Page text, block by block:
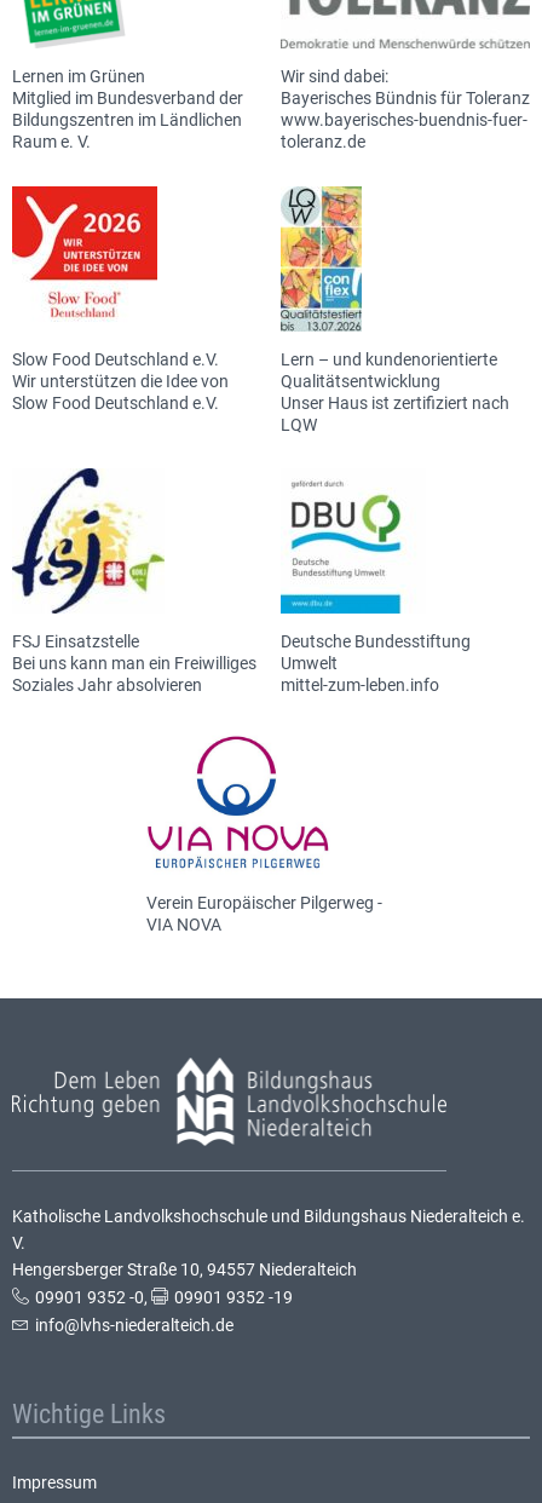
Lernen im Grünen
Mitglied im Bundesverband der
Bildungszentren im Ländlichen
Raum e. V.
Wir sind dabei:
Bayerisches Bündnis für Toleranz
www.bayerisches-buendnis-fuer-
toleranz.de
Slow Food Deutschland e.V.
Wir unterstützen die Idee von
Slow Food Deutschland e.V.
Lern – und kundenorientierte
Qualitätsentwicklung
Unser Haus ist zertifiziert nach
LQW
FSJ Einsatzstelle
Bei uns kann man ein Freiwilliges
Soziales Jahr absolvieren
Deutsche Bundesstiftung
Umwelt
mittel-zum-leben.info
Verein Europäischer Pilgerweg -
VIA NOVA
Katholische Landvolkshochschule und Bildungshaus Niederalteich e.
V.
Hengersberger Straße 10, 94557 Niederalteich
09901 9352 -0,
09901 9352 -19
info@lvhs-niederalteich.de
Wichtige Links
Impressum